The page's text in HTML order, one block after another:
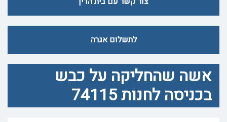
לתשלום אגרה
אשה שהחליקה על כבש
בכניסה לחנות 74115